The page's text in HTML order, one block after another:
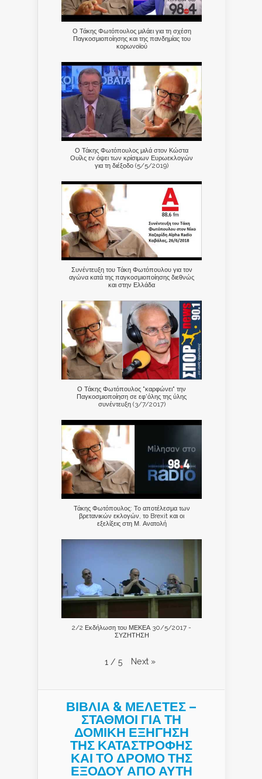
Ο Τάκης Φωτόπουλος μιλάει για τη σχέση
Παγκοσμιοποίησης και της πανδημίας του
κορωνοϊού
Ο Τάκης Φωτόπουλος μιλά στον Κώστα
Ουίλς εν όψει των κρίσιμων Ευρωεκλογών
για τη διέξοδο (5/5/2019)
Συνέντευξη του Τάκη Φωτόπουλου για τον
αγώνα κατά της παγκοσμιοποίησης διεθνώς
και στην Ελλάδα
Ο Τάκης Φωτόπουλος "καρφώνει" την
Παγκοσμιοποίηση σε εφ'όλης της ύλης
συνέντευξη (3/7/2017)
Τάκης Φωτόπουλος: Το αποτέλεσμα των
βρετανικών εκλογών, το Brexit και οι
εξελίξεις στη Μ. Ανατολή
2/2 Εκδήλωση του ΜΕΚΕΑ 30/5/2017 -
ΣΥΖΗΤΗΣΗ
1 / 5 Next »
ΒΙΒΛΙΑ & ΜΕΛΕΤΕΣ –
ΣΤΑΘΜΟΙ ΓΙΑ ΤΗ
ΔΟΜΙΚΗ ΕΞΗΓΗΣΗ
ΤΗΣ ΚΑΤΑΣΤΡΟΦΗΣ
ΚΑΙ ΤO ΔΡΟΜΟ ΤΗΣ
ΕΞΟΔΟΥ ΑΠΟ ΑΥΤΗ